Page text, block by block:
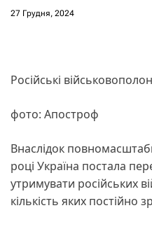
27 Грудня, 2024
Російські
фото: Апостроф
Внаслідок
році Україна постала
утримувати російських
кількість яких постійно